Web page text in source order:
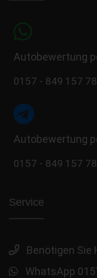
Autobewertung
0157 - 849 157 78
Autobewertung
0157 - 849 157 78
Service
Benötigen Sie
WhatsApp